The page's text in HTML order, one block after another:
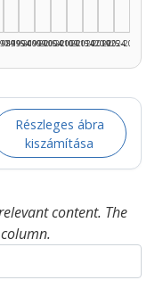
1995–1999
2000–2004
2005–2009
2010–2014
2015–2019
2020–2024
2025–2026
Részleges ábra
kiszámítása
content. The